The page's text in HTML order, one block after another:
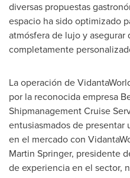
diversas propuestas
espacio ha sido optimizado
atmósfera de lujo y
completamente
La operación de
por la reconocida empresa
Shipmanagement Cruise
entusiasmados de
en el mercado con
Martin Springer, presidente
de experiencia en el sector,